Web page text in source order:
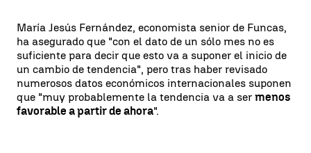
María Jesús Fernández, economista senior de Funcas,
ha asegurado que "con el dato de un sólo mes no es
suficiente para decir que esto va a suponer el inicio de
un cambio de tendencia", pero tras haber revisado
numerosos datos económicos internacionales suponen
que "muy probablemente la tendencia va a ser menos
favorable a partir de ahora".